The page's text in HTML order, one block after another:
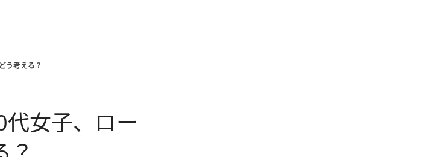
う考える？
女子、ロー